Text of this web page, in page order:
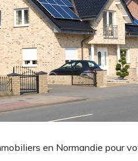
en Normandie pour